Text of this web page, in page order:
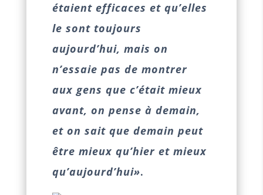
étaient efficaces et qu’elles
le sont toujours
aujourd’hui, mais on
n’essaie pas de montrer
aux gens que c’était mieux
avant, on pense à demain,
et on sait que demain peut
être mieux qu’hier et mieux
qu’aujourd’hui».